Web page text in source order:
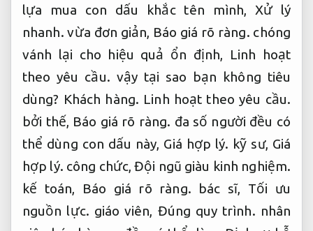
lựa mua con dấu khắc tên mình, Xử lý
nhanh. vừa đơn giản, Báo giá rõ ràng. chóng
vánh lại cho hiệu quả ổn định, Linh hoạt
theo yêu cầu. vậy tại sao bạn không tiêu
dùng? Khách hàng. Linh hoạt theo yêu cầu.
bởi thế, Báo giá rõ ràng. đa số người đều có
thể dùng con dấu này, Giá hợp lý. kỹ sư, Giá
hợp lý. công chức,Đội ngũ giàu kinh nghiệm.
kế toán,
Báo giá rõ ràng. bác sĩ, Tối ưu
nguồn lực. giáo viên, Đúng quy trình. nhân